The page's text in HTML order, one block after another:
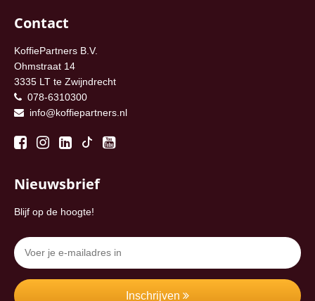
Contact
KoffiePartners B.V.
Ohmstraat 14
3335 LT te Zwijndrecht
078-6310300
info@koffiepartners.nl
Nieuwsbrief
Blijf op de hoogte!
Inschrijven